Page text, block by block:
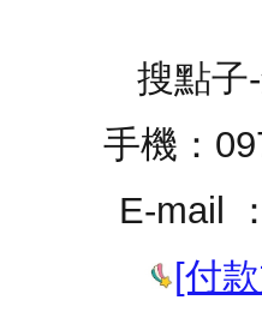
搜點
手機：
E-mail ：
[付